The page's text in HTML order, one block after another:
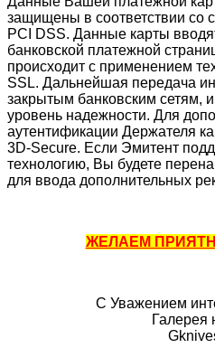
защищены в соответствии со
PCI DSS. Данные карты
банковской платежной
происходит с применением
SSL. Дальнейшая передача
закрытым банковским
уровень надежности. Для
аутентификации Держателя
3D-Secure. Если Эмитент
технологию, Вы будете
для ввода дополнительных
ЖЕЛАЕМ
С Уважением
Галерея